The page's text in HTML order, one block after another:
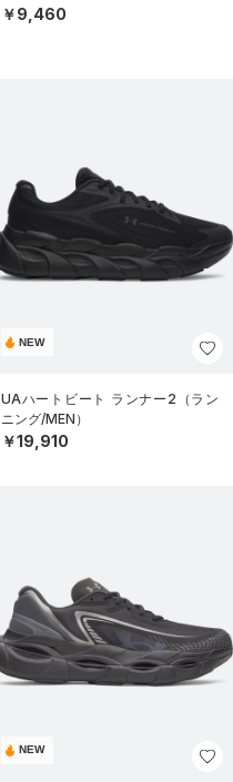
￥9,460
NEW
UAハートビート ランナー2（ラン
ニング/MEN）
￥19,910
NEW